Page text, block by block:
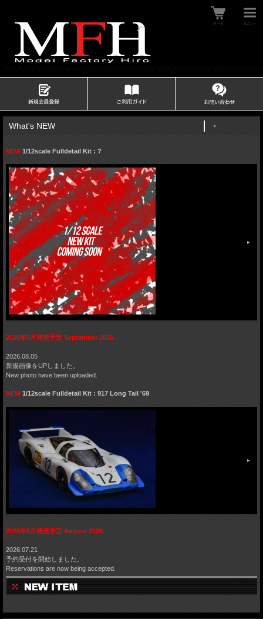
What's NEW
NEW1/12scale Fulldetail Kit : ?
2026年9月発売予定 September 2026
2026.08.05
新規画像をUPしました。
New photo have been uploaded.
NEW1/12scale Fulldetail Kit : 917 Long Tail '69
2026年8月発売予定 August 2026
2026.07.21
予約受付を開始しました。
Reservations are now being accepted.